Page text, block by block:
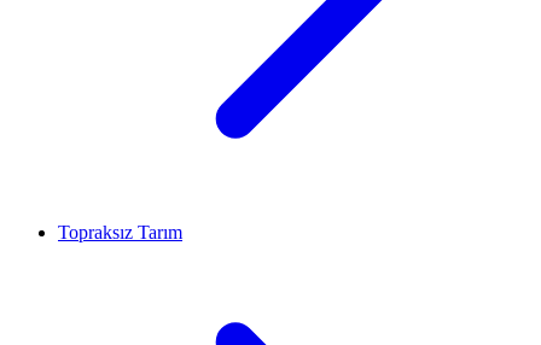
Topraksız Tarım